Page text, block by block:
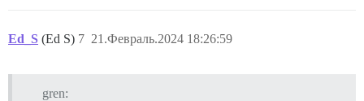
Ed_S (Ed S) 21.Февраль.2024 18:26:59
7
gren: